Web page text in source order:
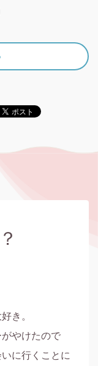
き。
やけたので
に行くことに